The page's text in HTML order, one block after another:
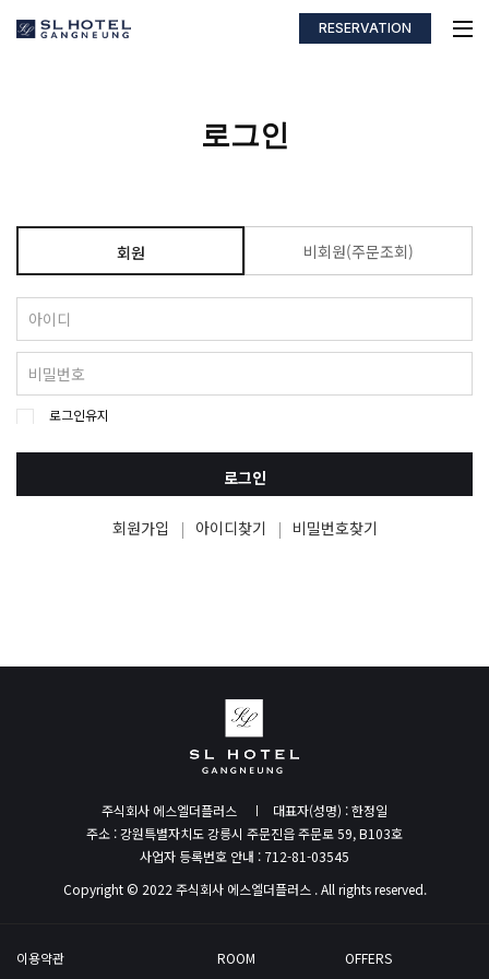
RESERVATION
로그인
회원 비회원(주문조회)
로그인유지
로그인
회원가입 아이디찾기 비밀번호찾기
주식회사 에스엘더플러스
대표자(성명) : 한정일
주소 : 강원특별자치도 강릉시 주문진읍 주문로 59, B103호
사업자 등록번호 안내 : 712-81-03545
Copyright © 2022 주식회사 에스엘더플러스 . All rights reserved.
이용약관 ROOM OFFERS